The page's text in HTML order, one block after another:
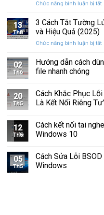
Chức năng bình luận bị tắtở
13
Th8
3 Cách Tắt Tường
và Hiệu Quả (2025)
Chức năng bình luận bị tắtở
và
02
Th6
Hướng dẫn cách
file nhanh chóng
20
Th5
Cách Khắc Phục
Là Kết Nối Riêng
12
Th5
Cách kết nối tai
Windows 10
05
Th5
Cách Sửa Lỗi
Windows